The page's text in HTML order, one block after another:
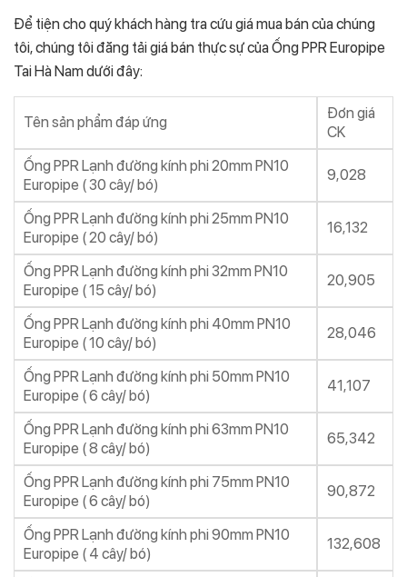
Để tiện cho quý khách hàng tra cứu giá mua bán của chúng
tôi, chúng tôi đăng tải giá bán thực sự của Ống PPR Europipe
Tai Hà Nam dưới đây:
Tên sản phẩm đáp ứng
Đơn giá
CK
Ống PPR Lạnh đường kính phi 20mm PN10
Europipe ( 30 cây/ bó)
9,028
Ống PPR Lạnh đường kính phi 25mm PN10
Europipe ( 20 cây/ bó)
16,132
Ống PPR Lạnh đường kính phi 32mm PN10
Europipe ( 15 cây/ bó)
20,905
Ống PPR Lạnh đường kính phi 40mm PN10
Europipe ( 10 cây/ bó)
28,046
Ống PPR Lạnh đường kính phi 50mm PN10
Europipe ( 6 cây/ bó)
41,107
Ống PPR Lạnh đường kính phi 63mm PN10
Europipe ( 8 cây/ bó)
65,342
Ống PPR Lạnh đường kính phi 75mm PN10
Europipe ( 6 cây/ bó)
90,872
Ống PPR Lạnh đường kính phi 90mm PN10
Europipe ( 4 cây/ bó)
132,608